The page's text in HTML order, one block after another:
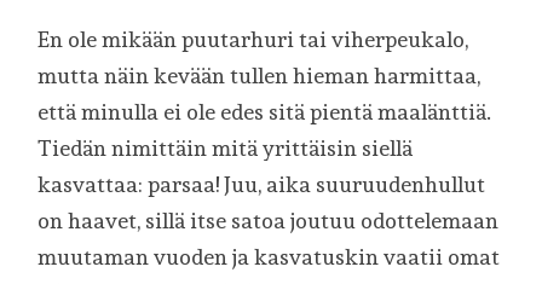
En ole mikään puutarhuri tai viherpeukalo,
mutta näin kevään tullen hieman harmittaa,
että minulla ei ole edes sitä pientä maalänttiä.
Tiedän nimittäin mitä yrittäisin siellä
kasvattaa: parsaa! Juu, aika suuruudenhullut
on haavet, sillä itse satoa joutuu odottelemaan
muutaman vuoden ja kasvatuskin vaatii omat